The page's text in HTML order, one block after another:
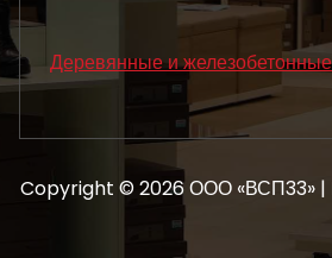
Деревянные и
Copyright © 2026 ООО «ВСП33» |